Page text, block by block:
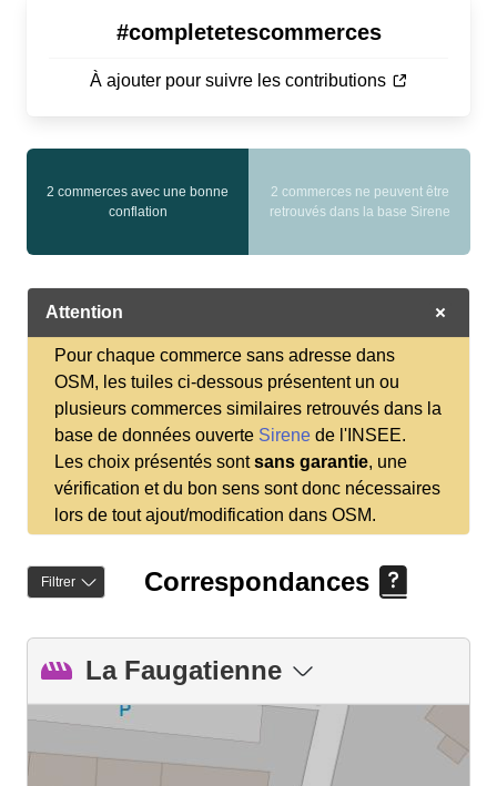
#completetescommerces
À ajouter pour suivre les contributions
2 commerces avec une bonne
conflation
conflations
moyennes
2 commerces ne peuvent être
retrouvés dans la base Sirene
Attention
Pour chaque commerce sans adresse dans
OSM, les tuiles ci-dessous présentent un ou
plusieurs commerces similaires retrouvés dans la
base de données ouverte Sirene de l'INSEE.
Les choix présentés sontsans garantie, une
vérification et du bon sens sont donc nécessaires
lors de tout ajout/modification dans OSM.
Filtrer Correspondances
La Faugatienne